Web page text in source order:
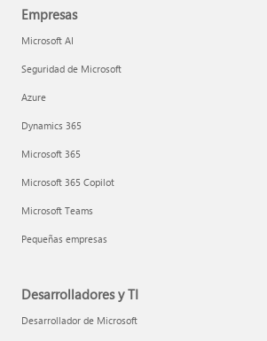
Empresas
Microsoft AI
Seguridad de Microsoft
Azure
Dynamics 365
Microsoft 365
Microsoft 365 Copilot
Microsoft Teams
Pequeñas empresas
Desarrolladores y TI
Desarrollador de Microsoft